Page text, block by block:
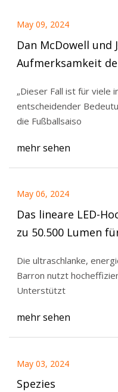
May 09, 2024
Dan McDowell und
Aufmerksamkeit
„Dieser Fall ist für viele
entscheidender Bedeutung.“ Veröffentlicht
die Fußballsaiso
mehr sehen
May 06, 2024
Das lineare LED-
zu 50.500 Lumen
Die ultraschlanke,
Barron nutzt
Unterstützt
mehr sehen
May 03, 2024
Spezies